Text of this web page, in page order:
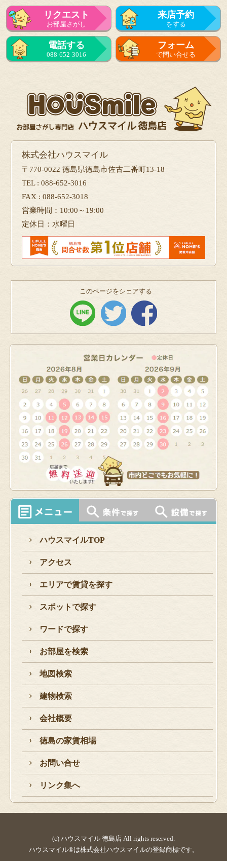
リクエスト
お部屋さがし
来店予約
をする
電話する
088-652-3016
フォーム
で問い合せる
株式会社ハウスマイル
〒770-0022 徳島県徳島市佐古二番町13-18
TEL : 088-652-3016
FAX : 088-652-3018
営業時間：10:00～19:00
定休日：水曜日
このページをシェアする
ハウスマイルTOP
アクセス
エリアで賃貸を探す
スポットで探す
ワードで探す
お部屋を検索
地図検索
建物検索
会社概要
徳島の家賃相場
お問い合せ
リンク集へ
(c) ハウスマイル 徳島店 All rights reserved.
ハウスマイル®は株式会社ハウスマイルの登録商標です。